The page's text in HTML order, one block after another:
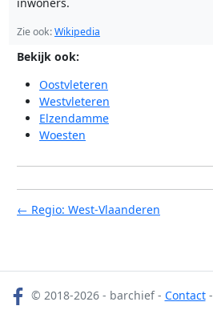
Zie ook:Wikipedia
Bekijk ook:
Oostvleteren
Westvleteren
Elzendamme
Woesten
← Regio: West-Vlaanderen
© 2018-2026 - barchief - Contact-